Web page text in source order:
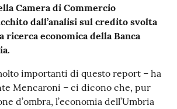
Camera di Commercio
dall’analisi sul credito svolta
ricerca economica della Banca
importanti di questo report – ha
Mencaroni – ci dicono che, pur
d’ombra, l’economia dell’Umbria